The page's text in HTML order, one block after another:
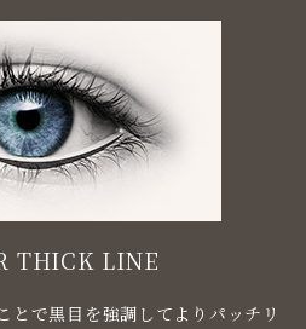
THICK LINE
とで黒目を強調してよりパッチリ